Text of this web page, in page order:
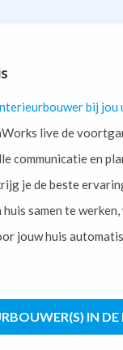
bij jou
live de
communicatie en
je de beste
samen te
jouw huis
IN DE